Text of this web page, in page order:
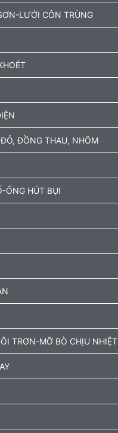
LƯỚI CÔN TRÙNG
ĐỒNG THAU, NHÔM
ỐNG HÚT BỤI
TRƠN-MỠ BÒ CHỊU NHIỆT